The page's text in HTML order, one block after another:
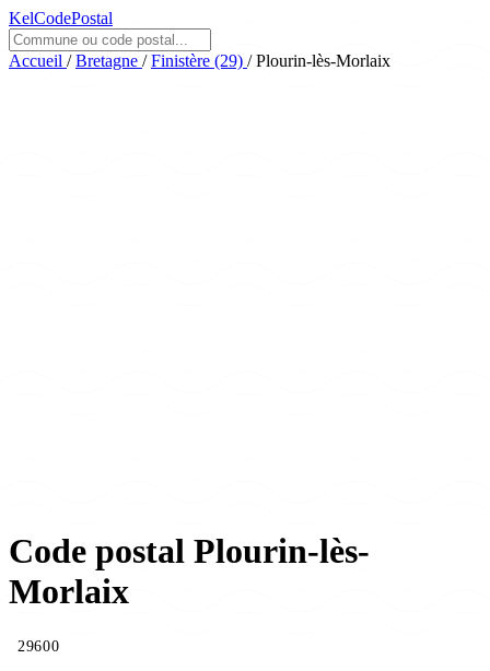
KelCodePostal
Accueil / Bretagne / Finistère (29) / Plourin-lès-Morlaix
Code postal Plourin-lès-
Morlaix
29600